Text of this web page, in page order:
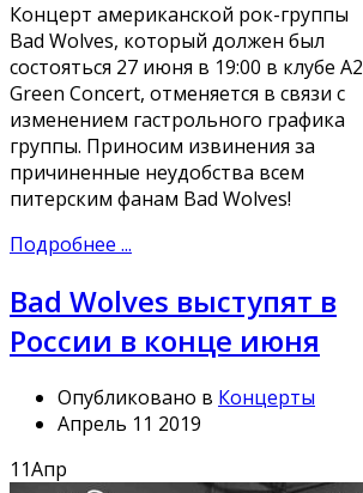
Концерт американской рок-группы
Bad Wolves, который должен был
состояться 27 июня в 19:00 в клубе А2
Green Concert, отменяется в связи с
изменением гастрольного графика
группы. Приносим извинения за
причиненные неудобства всем
питерским фанам Bad Wolves!
Подробнее ...
Bad Wolves выступят в
России в конце июня
Опубликовано в Концерты
Апрель 11 2019
11Апр